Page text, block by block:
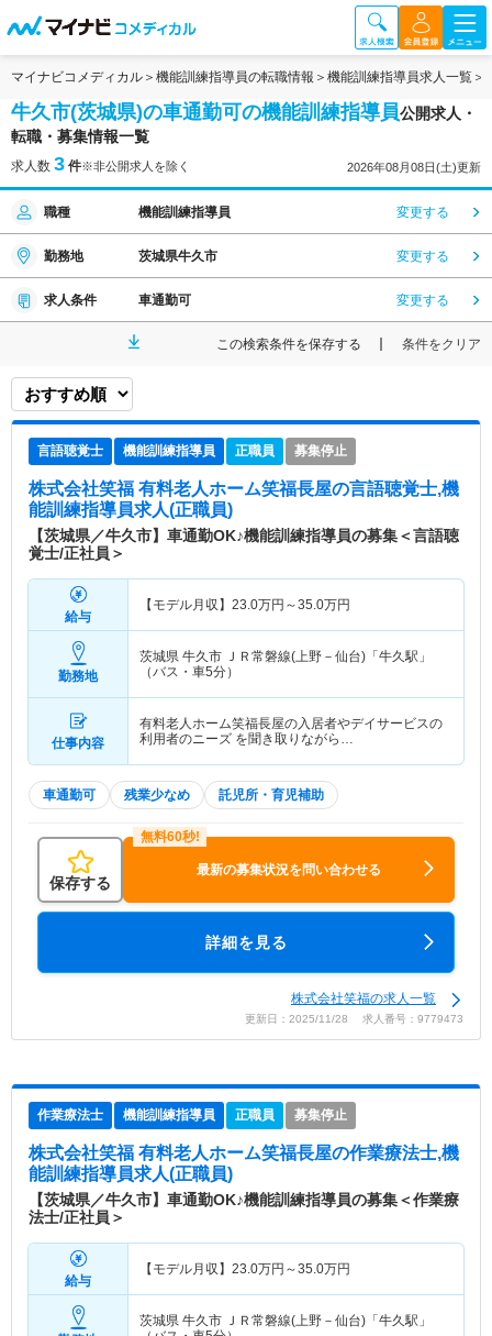
マイナビコメディカル 機能訓練指導員の転職情報 機能訓練指導員求人一覧
牛久市(茨城県)の車通勤可の機能訓練指導員公開求人・
転職・募集情報一覧
求人数 3 件※非公開求人を除く 2026年08月08日(土)更新
職種 機能訓練指導員 変更する
勤務地 茨城県牛久市 変更する
求人条件 車通勤可 変更する
この検索条件を保存する 条件をクリア
言語聴覚士 機能訓練指導員 正職員 募集停止
株式会社笑福 有料老人ホーム笑福長屋の言語聴覚士,機
能訓練指導員求人(正職員)
【茨城県／牛久市】車通勤OK♪機能訓練指導員の募集＜言語聴
覚士/正社員＞
給与
【モデル月収】 23.0万円～35.0万円
勤務地
茨城県 牛久市 ＪＲ常磐線(上野－仙台)「牛久駅」
（バス・車5分）
仕事内容
有料老人ホーム笑福長屋の入居者やデイサービスの
利用者のニーズ を聞き取りながら…
車通勤可 残業少なめ 託児所・育児補助
保存する
最新の募集状況を問い合わせる
詳細を見る
株式会社笑福の求人一覧
更新日：2025/11/28 求人番号：9779473
作業療法士 機能訓練指導員 正職員 募集停止
株式会社笑福 有料老人ホーム笑福長屋の作業療法士,機
能訓練指導員求人(正職員)
【茨城県／牛久市】車通勤OK♪機能訓練指導員の募集＜作業療
法士/正社員＞
給与
【モデル月収】 23.0万円～35.0万円
茨城県 牛久市 ＪＲ常磐線(上野－仙台)「牛久駅」